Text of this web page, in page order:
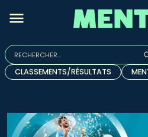
Rechercher :
Quand les résultats de l'auto-
CLASSEMENTS/RÉSULTATS